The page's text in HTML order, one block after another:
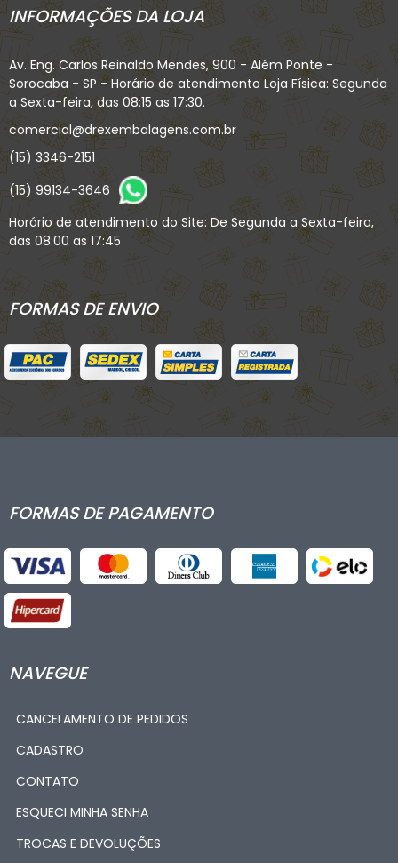
INFORMAÇÕES DA LOJA
Av. Eng. Carlos Reinaldo Mendes, 900 - Além Ponte -
Sorocaba - SP - Horário de atendimento Loja Física: Segunda
a Sexta-feira, das 08:15 as 17:30.
comercial@drexembalagens.com.br
(15) 3346-2151
(15) 99134-3646
Horário de atendimento do Site: De Segunda a Sexta-feira,
das 08:00 as 17:45
FORMAS DE ENVIO
FORMAS DE PAGAMENTO
NAVEGUE
CANCELAMENTO DE PEDIDOS
CADASTRO
CONTATO
ESQUECI MINHA SENHA
TROCAS E DEVOLUÇÕES